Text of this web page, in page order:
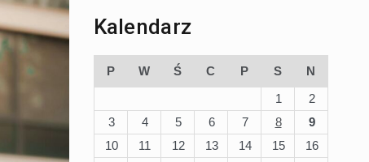
Kalendarz
P W Ś C P S
N
1
2
3
4 5 6 7 8
9
10
11 12 13 14 15
16